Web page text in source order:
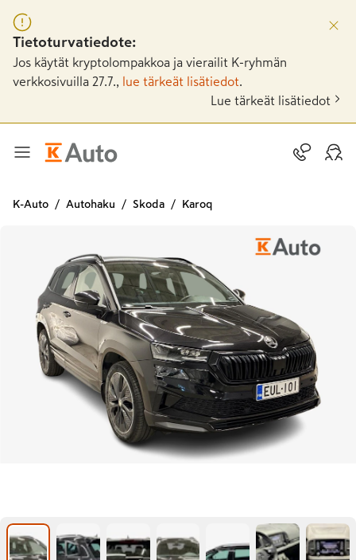
Tietoturvatiedote:
Jos käytät kryptolompakkoa ja vierailit K-ryhmän
verkkosivuilla 27.7.,
lue tärkeät lisätiedot
Lue tärkeät lisätiedot
K-Auto Autohaku Skoda Karoq